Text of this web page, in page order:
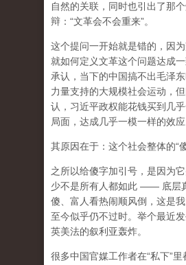
自然的关联，同时也引出了那
辩：“文革会不会重来”。
这个提问一开始就是错的，因
就如何定义文革这个问题达成
承认，当下的中国搞不出毛泽
力量支持的大规模社会运动，
认，习近平政权能花钱买到几
局面，达成几乎一模一样的效应
其原因在于：这个社会整体的“傻
之所以给傻字加引号，是因为
少不是所有人都如此 —— 底层
傻、富人看热闹顺风倒，这是我
至今似乎仍不过时。举个最近发
英美法的叙利亚轰炸。
很多中国官媒工作者在“私下”